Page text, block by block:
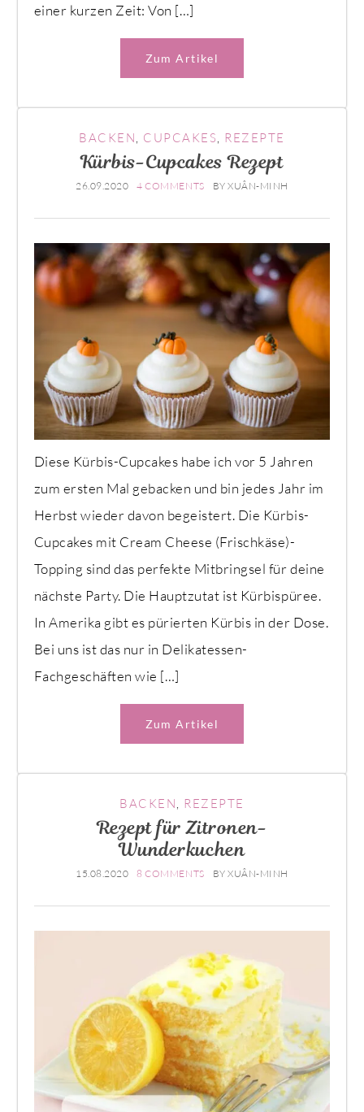
einer kurzen Zeit: Von […]
Zum Artikel
BACKEN CUPCAKES REZEPTE
Kürbis-Cupcakes Rezept
26.09.2020 4 COMMENTS BYXUÂN-MINH
Diese Kürbis-Cupcakes habe ich vor 5 Jahren
zum ersten Mal gebacken und bin jedes Jahr im
Herbst wieder davon begeistert. Die Kürbis-
Cupcakes mit Cream Cheese (Frischkäse)-
Topping sind das perfekte Mitbringsel für deine
nächste Party. Die Hauptzutat ist Kürbispüree.
In Amerika gibt es pürierten Kürbis in der Dose.
Bei uns ist das nur in Delikatessen-
Fachgeschäften wie […]
Zum Artikel
BACKEN REZEPTE
Rezept für Zitronen-
Wunderkuchen
15.08.2020 8 COMMENTS BYXUÂN-MINH